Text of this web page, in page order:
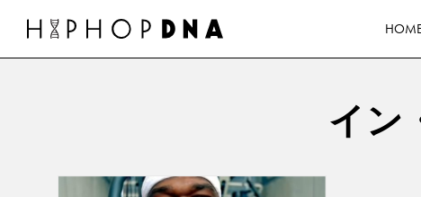
イン